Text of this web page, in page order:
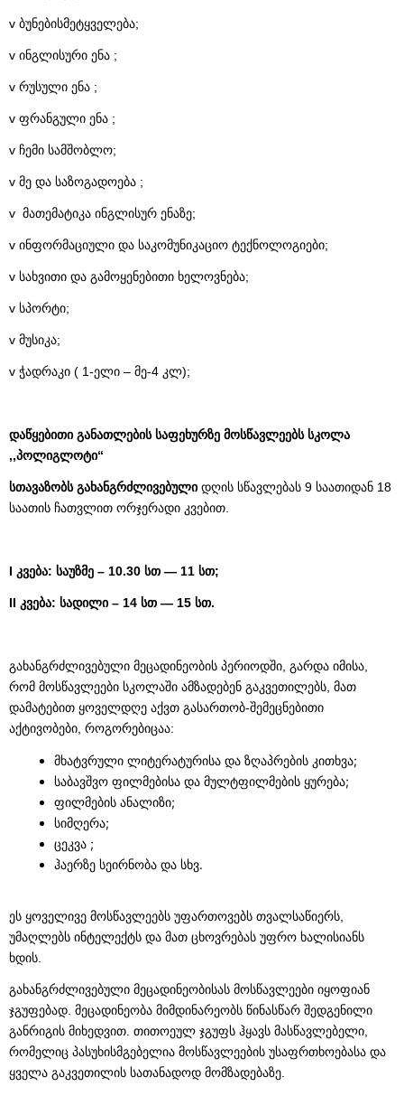
v ბუნებისმეტყველება;
v ინგლისური ენა ;
v რუსული ენა ;
v ფრანგული ენა ;
v ჩემი სამშობლო;
v მე და საზოგადოება ;
v მათემატიკა ინგლისურ ენაზე;
v ინფორმაციული და საკომუნიკაციო ტექნოლოგიები;
v სახვითი და გამოყენებითი ხელოვნება;
v სპორტი;
v მუსიკა;
v ჭადრაკი ( 1-ელი – მე-4 კლ);
დაწყებითი განათლების საფეხურზე მოსწავლეებს სკოლა
,,პოლიგლოტი“
სთავაზობს გახანგრძლივებული დღის სწავლებას 9 საათიდან 18
საათის ჩათვლით ორჯერადი კვებით.
I კვება: საუზმე – 10.30 სთ — 11 სთ;
II კვება: სადილი – 14 სთ — 15 სთ.
გახანგრძლივებული მეცადინეობის პერიოდში, გარდა იმისა,
რომ მოსწავლეები სკოლაში ამზადებენ გაკვეთილებს, მათ
დამატებით ყოველდღე აქვთ გასართობ-შემეცნებითი
აქტივობები, როგორებიცაა:
მხატვრული ლიტერატურისა და ზღაპრების კითხვა;
საბავშვო ფილმებისა და მულტფილმების ყურება;
ფილმების ანალიზი;
სიმღერა;
ცეკვა ;
ჰაერზე სეირნობა და სხვ.
ეს ყოველივე მოსწავლეებს უფართოვებს თვალსაწიერს,
უმაღლებს ინტელექტს და მათ ცხოვრებას უფრო ხალისიანს
ხდის.
გახანგრძლივებული მეცადინეობისას მოსწავლეები იყოფიან
ჯგუფებად. მეცადინეობა მიმდინარეობს წინასწარ შედგენილი
განრიგის მიხედვით. თითოეულ ჯგუფს ჰყავს მასწავლებელი,
რომელიც პასუხისმგებელია მოსწავლეების უსაფრთხოებასა და
ყველა გაკვეთილის სათანადოდ მომზადებაზე.